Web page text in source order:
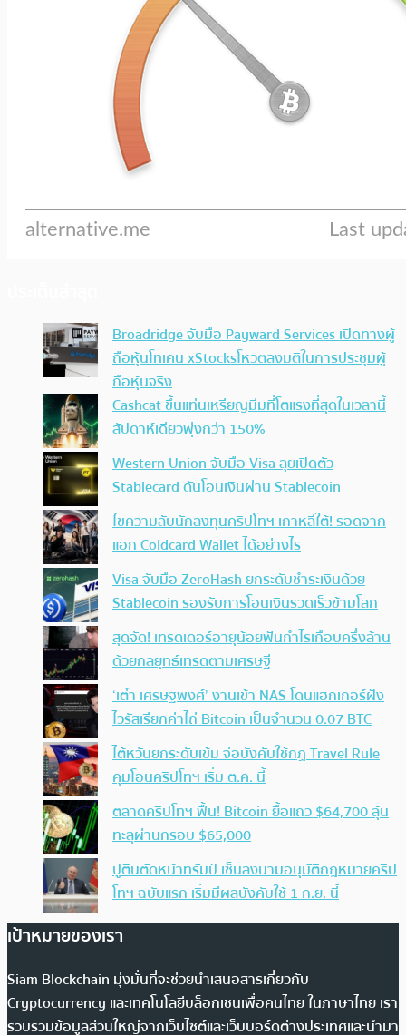
Broadridge จับมือ Payward Services เปิดทางผู้
ถือหุ้นโทเคน xStocksโหวตลงมติในการประชุมผู้
ถือหุ้นจริง
Cashcat ขึ้นแท่นเหรียญมีมที่โตแรงที่สุดในเวลานี้
สัปดาห์เดียวพุ่งกว่า 150%
Western Union จับมือ Visa ลุยเปิดตัว
Stablecard ดันโอนเงินผ่าน Stablecoin
ไขความลับนักลงทุนคริปโทฯ เกาหลีใต้! รอดจาก
แฮก Coldcard Wallet ได้อย่างไร
Visa จับมือ ZeroHash ยกระดับชำระเงินด้วย
Stablecoin รองรับการโอนเงินรวดเร็วข้ามโลก
สุดจัด! เทรดเดอร์อายุน้อยฟันกำไรเกือบครึ่งล้าน
ด้วยกลยุทธ์เทรดตามเศรษฐี
‘เต๋า เศรษฐพงศ์’ งานเข้า NAS โดนแฮกเกอร์ฝัง
ไวรัสเรียกค่าไถ่ Bitcoin เป็นจำนวน 0.07 BTC
ไต้หวันยกระดับเข้ม จ่อบังคับใช้กฏ Travel Rule
คุมโอนคริปโทฯ เริ่ม ต.ค. นี้
ตลาดคริปโทฯ ฟื้น! Bitcoin ยื้อแถว $64,700 ลุ้น
ทะลุผ่านกรอบ $65,000
ปูตินตัดหน้าทรัมป์ เซ็นลงนามอนุมัติกฎหมายคริป
โทฯ ฉบับแรก เริ่มมีผลบังคับใช้ 1 ก.ย. นี้
เป้าหมายของเรา
Siam Blockchain มุ่งมั่นที่จะช่วยนำเสนอสารเกี่ยวกับ
Cryptocurrency และเทคโนโลยีบล็อกเชนเพื่อคนไทย ในภาษาไทย เรา
รวบรวมข้อมูลส่วนใหญ่จากเว็บไซต์และเว็บบอร์ดต่างประเทศและนำมา